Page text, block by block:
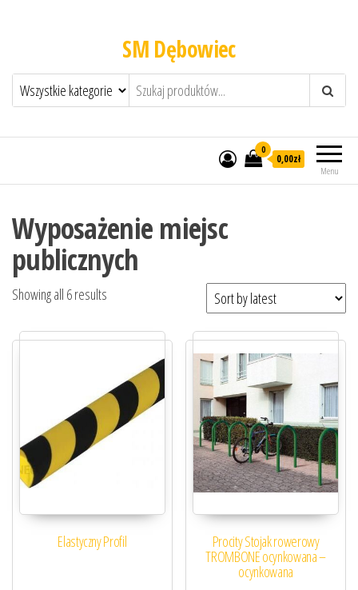
SM Dębowiec
Menu
0
0,00zł
Wyposażenie miejsc
publicznych
Showing all 6 results
Elastyczny Profil Procity Stojak rowerowy
TROMBONE ocynkowana –
ocynkowana